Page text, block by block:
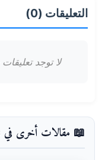
التعليقات (0)
لا توجد
📖 مقالات أخرى في